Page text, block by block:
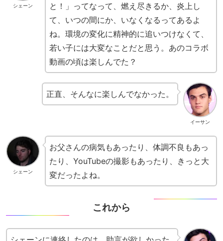
シェーン
と！」ってなって、燃え尽きるか、炎上し
て、いつの間にか、いなくなるってあるよ
ね。環境の変化に精神的に追いつけなくて、
若い子には大変なことだと思う。あのコラボ
動画の頃は楽しんでた？
イーサン
正直、そんなに楽しんでなかった。
シェーン
お父さんの病気もあったり、体調不良もあっ
たり、YouTubeの撮影もあったり、きっと大
変だったよね。
これから